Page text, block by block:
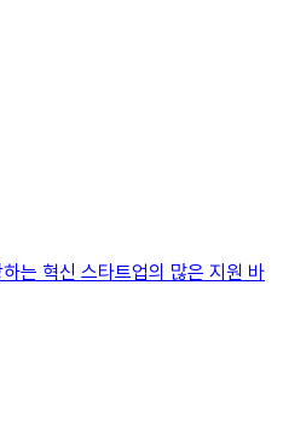
는 혁신 스타트업의 많은 지원 바